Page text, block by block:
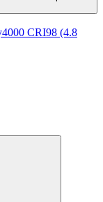
CRI98 (4.8